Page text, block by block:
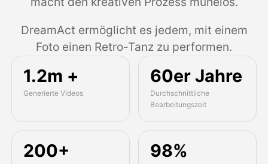
DreamAct ermöglicht es jedem, mit einem
Foto einen Retro-Tanz zu performen.
1.2m +
Generierte Videos
60er Jahre
Durchschnittliche
Bearbeitungszeit
200+ 98%